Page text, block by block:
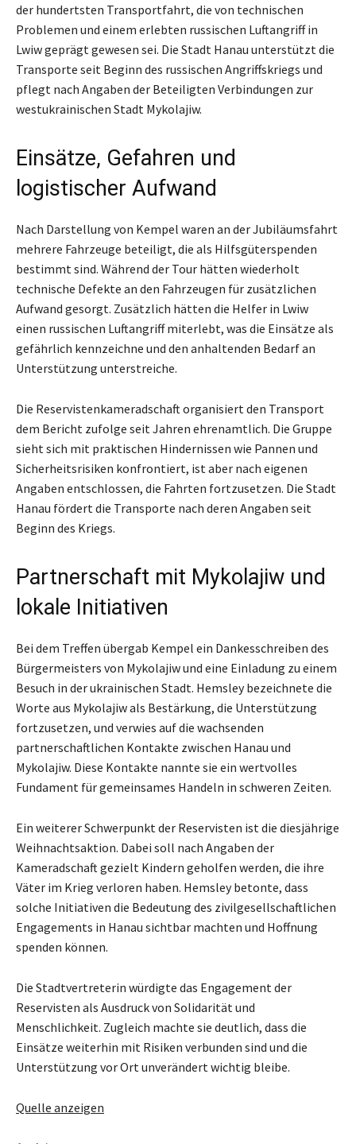
der hundertsten Transportfahrt, die von technischen
Problemen und einem erlebten russischen Luftangriff in
Lwiw geprägt gewesen sei. Die Stadt Hanau unterstützt die
Transporte seit Beginn des russischen Angriffskriegs und
pflegt nach Angaben der Beteiligten Verbindungen zur
westukrainischen Stadt Mykolajiw.
Einsätze, Gefahren und
logistischer Aufwand
Nach Darstellung von Kempel waren an der Jubiläumsfahrt
mehrere Fahrzeuge beteiligt, die als Hilfsgüterspenden
bestimmt sind. Während der Tour hätten wiederholt
technische Defekte an den Fahrzeugen für zusätzlichen
Aufwand gesorgt. Zusätzlich hätten die Helfer in Lwiw
einen russischen Luftangriff miterlebt, was die Einsätze als
gefährlich kennzeichne und den anhaltenden Bedarf an
Unterstützung unterstreiche.
Die Reservistenkameradschaft organisiert den Transport
dem Bericht zufolge seit Jahren ehrenamtlich. Die Gruppe
sieht sich mit praktischen Hindernissen wie Pannen und
Sicherheitsrisiken konfrontiert, ist aber nach eigenen
Angaben entschlossen, die Fahrten fortzusetzen. Die Stadt
Hanau fördert die Transporte nach deren Angaben seit
Beginn des Kriegs.
Partnerschaft mit Mykolajiw und
lokale Initiativen
Bei dem Treffen übergab Kempel ein Dankesschreiben des
Bürgermeisters von Mykolajiw und eine Einladung zu einem
Besuch in der ukrainischen Stadt. Hemsley bezeichnete die
Worte aus Mykolajiw als Bestärkung, die Unterstützung
fortzusetzen, und verwies auf die wachsenden
partnerschaftlichen Kontakte zwischen Hanau und
Mykolajiw. Diese Kontakte nannte sie ein wertvolles
Fundament für gemeinsames Handeln in schweren Zeiten.
Ein weiterer Schwerpunkt der Reservisten ist die diesjährige
Weihnachtsaktion. Dabei soll nach Angaben der
Kameradschaft gezielt Kindern geholfen werden, die ihre
Väter im Krieg verloren haben. Hemsley betonte, dass
solche Initiativen die Bedeutung des zivilgesellschaftlichen
Engagements in Hanau sichtbar machten und Hoffnung
spenden können.
Die Stadtvertreterin würdigte das Engagement der
Reservisten als Ausdruck von Solidarität und
Menschlichkeit. Zugleich machte sie deutlich, dass die
Einsätze weiterhin mit Risiken verbunden sind und die
Unterstützung vor Ort unverändert wichtig bleibe.
Quelle anzeigen